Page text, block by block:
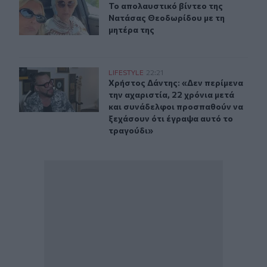
Το απολαυστικό βίντεο της
Το απολαυστικό βίντεο της
Νατάσας Θεοδωρίδου με τη
μητέρα της
Χρήστος Δάντης: «Δεν περίμενα την αχαριστία, 22
LIFESTYLE 22:21
Χρήστος Δάντης: «Δεν περίμενα
Χρήστος Δάντης: «Δεν περίμενα
την αχαριστία, 22 χρόνια μετά
και συνάδελφοι προσπαθούν να
ξεχάσουν ότι έγραψα αυτό το
τραγούδι»